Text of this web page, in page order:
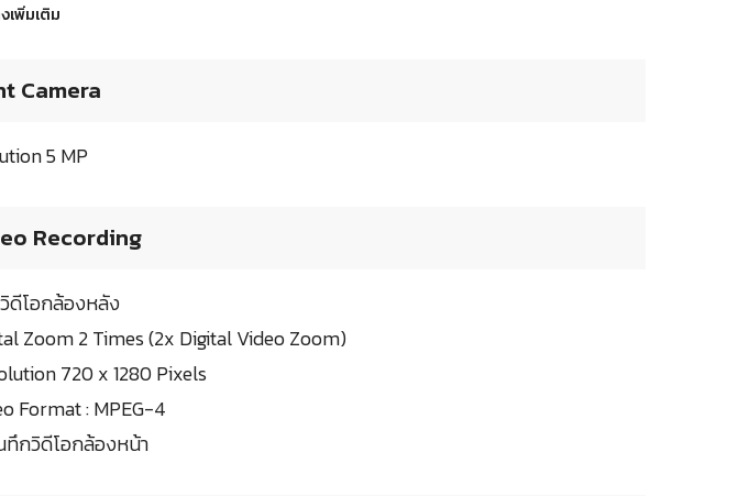
เพิ่มเติม
Camera
5 MP
Recording
ดีโอกล้องหลัง
Zoom 2 Times (2x Digital Video Zoom)
720 x 1280 Pixels
Format : MPEG-4
ทึกวิดีโอกล้องหน้า